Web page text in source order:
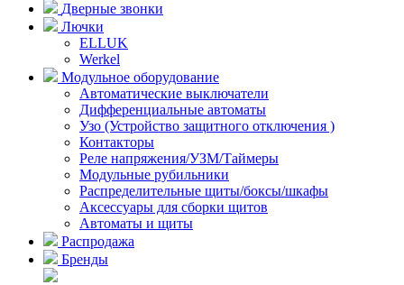
Дверные звонки
Лючки
ELLUK
Werkel
Модульное оборудование
Автоматические выключатели
Дифференциальные автоматы
Узо (Устройство защитного отключения )
Контакторы
Реле напряжения/УЗМ/Таймеры
Модульные рубильники
Распределительные щиты/боксы/шкафы
Аксессуары для сборки щитов
Автоматы и щиты
Распродажа
Бренды